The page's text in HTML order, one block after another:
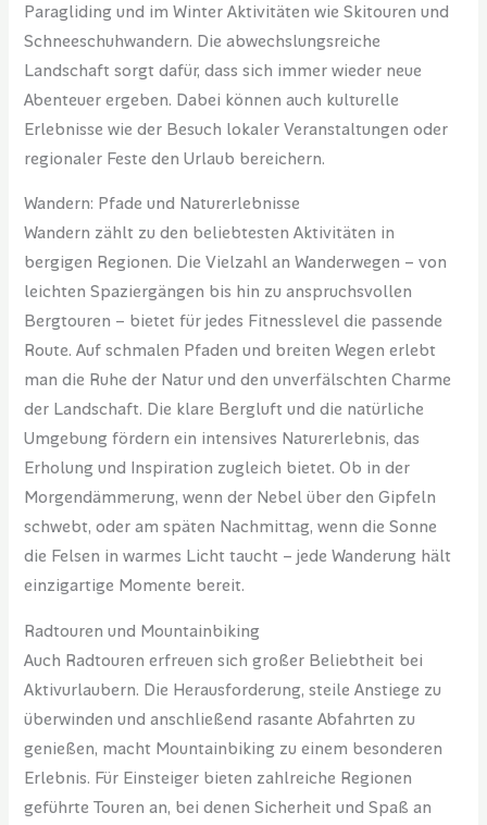
Paragliding und im Winter Aktivitäten wie Skitouren und
Schneeschuhwandern. Die abwechslungsreiche
Landschaft sorgt dafür, dass sich immer wieder neue
Abenteuer ergeben. Dabei können auch kulturelle
Erlebnisse wie der Besuch lokaler Veranstaltungen oder
regionaler Feste den Urlaub bereichern.
Wandern: Pfade und Naturerlebnisse
Wandern zählt zu den beliebtesten Aktivitäten in
bergigen Regionen. Die Vielzahl an Wanderwegen – von
leichten Spaziergängen bis hin zu anspruchsvollen
Bergtouren – bietet für jedes Fitnesslevel die passende
Route. Auf schmalen Pfaden und breiten Wegen erlebt
man die Ruhe der Natur und den unverfälschten Charme
der Landschaft. Die klare Bergluft und die natürliche
Umgebung fördern ein intensives Naturerlebnis, das
Erholung und Inspiration zugleich bietet. Ob in der
Morgendämmerung, wenn der Nebel über den Gipfeln
schwebt, oder am späten Nachmittag, wenn die Sonne
die Felsen in warmes Licht taucht – jede Wanderung hält
einzigartige Momente bereit.
Radtouren und Mountainbiking
Auch Radtouren erfreuen sich großer Beliebtheit bei
Aktivurlaubern. Die Herausforderung, steile Anstiege zu
überwinden und anschließend rasante Abfahrten zu
genießen, macht Mountainbiking zu einem besonderen
Erlebnis. Für Einsteiger bieten zahlreiche Regionen
geführte Touren an, bei denen Sicherheit und Spaß an